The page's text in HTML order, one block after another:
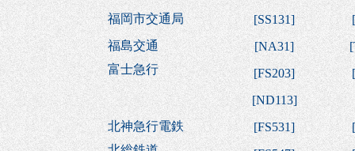
福岡市交通局
[SS131]
[
福島交通
[NA31] [
富士急行
[FS203]
[
[ND113]
北神急行電鉄
[FS531]
[